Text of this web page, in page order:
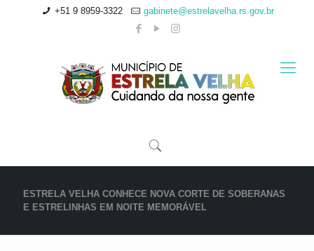
+51 9 8959-3322 gabinete@estrelavelha.rs.gov.br
ESTRELA VELHA CONHECE NOVA CORTE DE SOBERANAS
E ESTRELINHAS EM NOITE MEMORÁVEL